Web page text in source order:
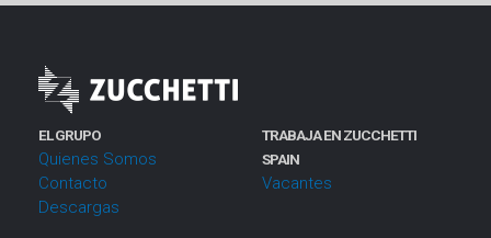
EL GRUPO
Quienes Somos
Contacto
Descargas
TRABAJA EN ZUCCHETTI
SPAIN
Vacantes